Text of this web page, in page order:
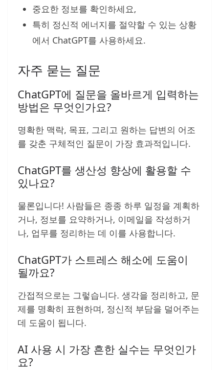
중요한 정보를 확인하세요,
특히 정신적 에너지를 절약할 수 있는 상황
에서 ChatGPT를 사용하세요.
자주 묻는 질문
ChatGPT에 질문을 올바르게 입력하는
방법은 무엇인가요?
명확한 맥락, 목표, 그리고 원하는 답변의 어조
를 갖춘 구체적인 질문이 가장 효과적입니다.
ChatGPT를 생산성 향상에 활용할 수
있나요?
물론입니다! 사람들은 종종 하루 일정을 계획하
거나, 정보를 요약하거나, 이메일을 작성하거
나, 업무를 정리하는 데 이를 사용합니다.
ChatGPT가 스트레스 해소에 도움이
될까요?
간접적으로는 그렇습니다. 생각을 정리하고, 문
제를 명확히 표현하며, 정신적 부담을 덜어주는
데 도움이 됩니다.
AI 사용 시 가장 흔한 실수는 무엇인가
요?